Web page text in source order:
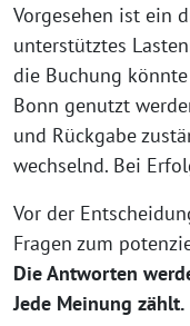
Vorgesehen ist ein
unterstütztes
die Buchung
Bonn genutzt
und Rückgabe
wechselnd. Bei
Vor der
Fragen zum
Die Antworten
Jede Meinung zählt.